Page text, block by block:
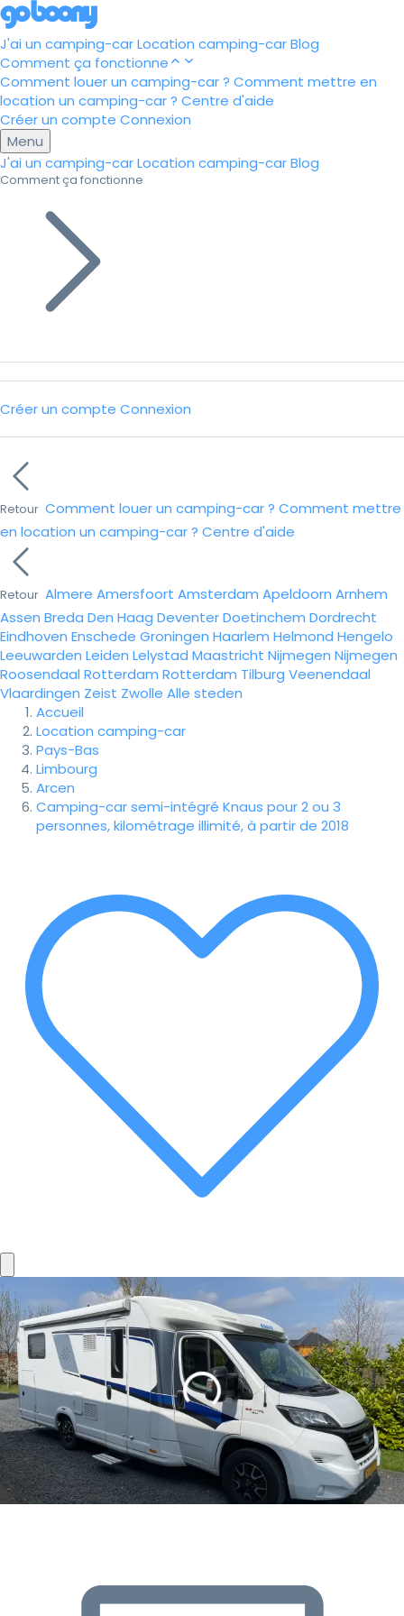
J'ai un camping-carLocation camping-carBlog
Comment ça fonctionne
Comment louer un camping-car ? Comment mettre en
location un camping-car ? Centre d'aide
Créer un compte Connexion
Menu
J'ai un camping-carLocation camping-carBlog
Comment ça fonctionne
Créer un compte Connexion
Retour Comment louer un camping-car ? Comment mettre
en location un camping-car ? Centre d'aide
Retour Almere Amersfoort Amsterdam Apeldoorn Arnhem
Assen Breda Den Haag DeventerDoetinchem Dordrecht
Eindhoven Enschede Groningen Haarlem Helmond Hengelo
Leeuwarden Leiden Lelystad Maastricht Nijmegen Nijmegen
Roosendaal Rotterdam Rotterdam Tilburg Veenendaal
Vlaardingen Zeist Zwolle Alle steden
Accueil
Location camping-car
Pays-Bas
Limbourg
Arcen
Camping-car semi-intégré Knaus pour 2 ou 3
personnes, kilométrage illimité, à partir de 2018